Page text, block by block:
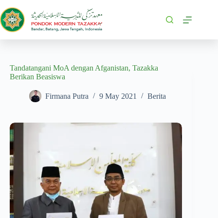
Tandatangani MoA dengan Afganistan, Tazakka
Berikan Beasiswa
Firmana Putra 9 May 2021 Berita